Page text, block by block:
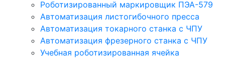
Роботизированный маркировщик ПЭА-579
Автоматизация листогибочного пресса
Автоматизация токарного станка с ЧПУ
Автоматизация фрезерного станка с ЧПУ
Учебная роботизированная ячейка